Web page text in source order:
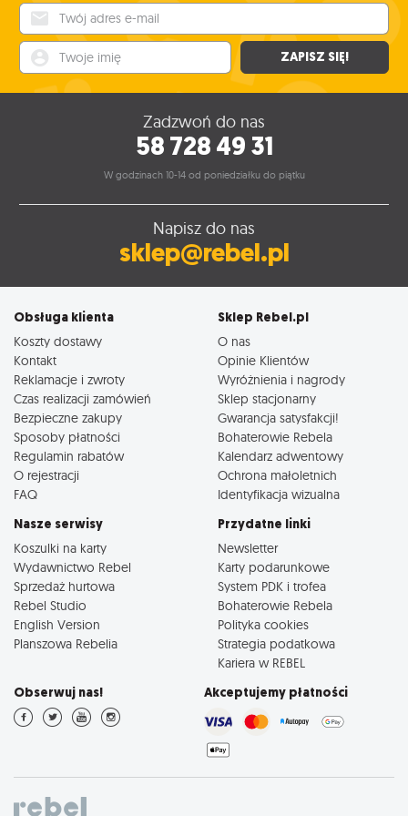
Produkt niedostępny
134,95 zł
ZAPISZ SIĘ!
Zadzwoń do nas
58 728 49 31
W godzinach 10-14 od poniedziałku do piątku
Napisz do nas
sklep@rebel.pl
Obsługa klienta
Koszty dostawy
Kontakt
Reklamacje i zwroty
Czas realizacji zamówień
Bezpieczne zakupy
Sposoby płatności
Regulamin rabatów
O rejestracji
FAQ
Sklep Rebel.pl
O nas
Opinie Klientów
Wyróżnienia i nagrody
Sklep stacjonarny
Gwarancja satysfakcji!
Bohaterowie Rebela
Kalendarz adwentowy
Ochrona małoletnich
Identyfikacja wizualna
Nasze serwisy
Koszulki na karty
Wydawnictwo Rebel
Sprzedaż hurtowa
Rebel Studio
English Version
Planszowa Rebelia
Przydatne linki
Newsletter
Karty podarunkowe
System PDK i trofea
Bohaterowie Rebela
Polityka cookies
Strategia podatkowa
Kariera w REBEL
Obserwuj nas! Akceptujemy płatności